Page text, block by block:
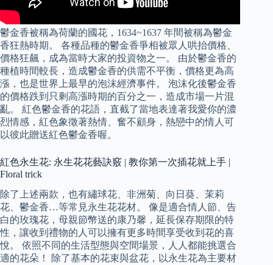
鬱金香被稱為荷蘭的國花，1634~1637 年間被稱為鬱金
香狂熱時期。 各種品種的鬱金香爭相被眾人哄抬價格、
價格狂飆，成為當時大家的投資物之一。 由於鬱金香的
種植時間較長，造成鬱金香的供需不平衡，價格更為高
漲，也是世界上最早的泡沫經濟事件。 泡沫化後鬱金香
的價格跌到只剩高漲時期的百分之一，造成市場一片混
亂。 紅色鬱金香的花語，直截了當地表達著我愛你的濃
烈情感，紅色象徵著熱情、奮不顧身，熱戀中的情人可
以彼此贈送紅色鬱金香喔。
紅色永生花: 永生花花藝訣竅 | 教你第一次插花就上手 |
Floral trick
除了上述兩款，也有繡球花、非洲菊、向日葵、茉莉
花、鬱金香…等常見永生花花材。 像是適合情人節、告
白的玫瑰花，母親節幣送的康乃馨，延長保存期限的特
性，讓收到禮物的人可以擁有更多時間享受收到花的喜
悅。 依照不同的生活型態與空間場景，人人都能挑選合
適的花朵！ 除了基本的花束與盆花，以永生花為主要材